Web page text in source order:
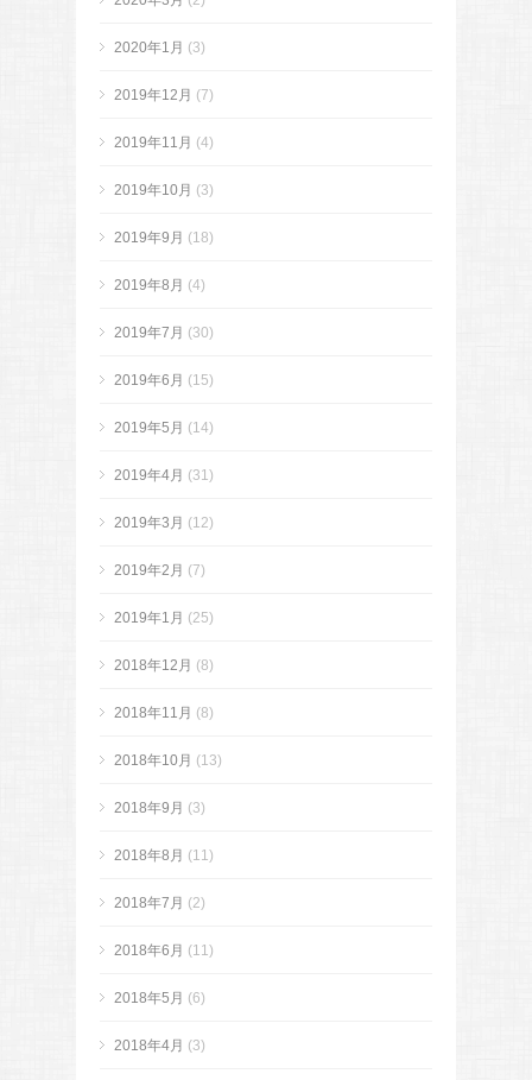
2020年1月 (3)
2019年12月 (7)
2019年11月 (4)
2019年10月 (3)
2019年9月 (18)
2019年8月 (4)
2019年7月 (30)
2019年6月 (15)
2019年5月 (14)
2019年4月 (31)
2019年3月 (12)
2019年2月 (7)
2019年1月 (25)
2018年12月 (8)
2018年11月 (8)
2018年10月 (13)
2018年9月 (3)
2018年8月 (11)
2018年7月 (2)
2018年6月 (11)
2018年5月 (6)
2018年4月 (3)